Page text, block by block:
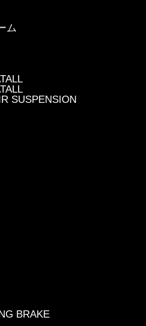
ム
SUSPENSION
BRAKE